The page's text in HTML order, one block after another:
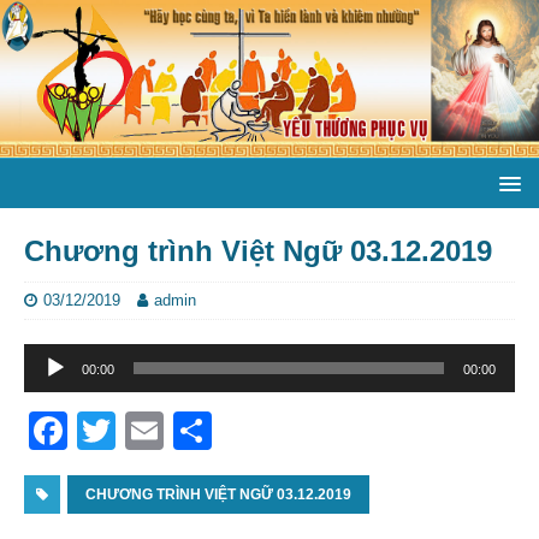
Chương trình Việt Ngữ 03.12.2019
03/12/2019 admin
Trình
phát
âm
thanh
00:00 00:00
F
a
c
T
w
itt
E
m
ai
h
ar
CHƯƠNG TRÌNH VIỆT NGỮ 03.12.2019